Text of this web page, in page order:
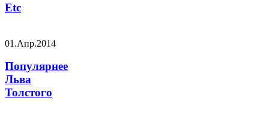
Etc
01.Апр.2014
Популярнее
Льва
Толстого